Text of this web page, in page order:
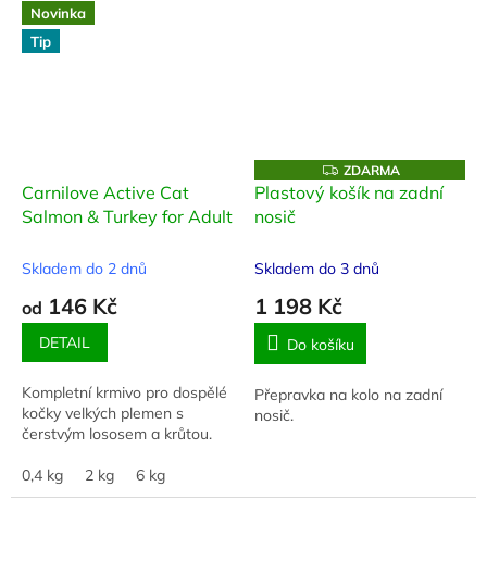
Novinka
Tip
Carnilove Active Cat
Salmon & Turkey for Adult
Skladem do 2 dnů
od 146 Kč
DETAIL
Kompletní krmivo pro dospělé
kočky velkých plemen s
čerstvým lososem a krůtou.
0,4 kg 2 kg 6 kg
Z
D
A
ZDARMA
Plastový košík na zadní
nosič
Skladem do 3 dnů
1 198 Kč
Do košíku
Přepravka na kolo na zadní
nosič.